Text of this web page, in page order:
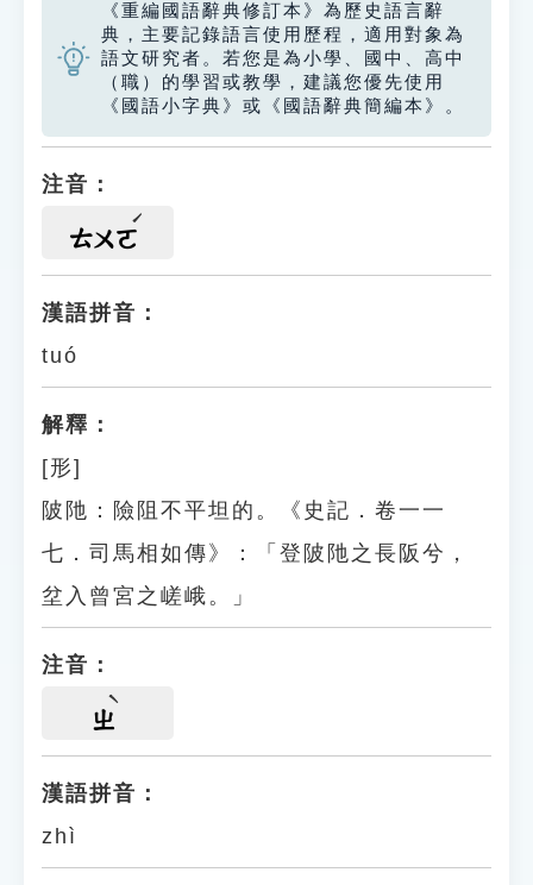
《重編國語辭典修訂本》為歷史語言辭
典，主要記錄語言使用歷程，適用對象為
語文研究者。若您是為小學、國中、高中
（職）的學習或教學，建議您優先使用
《國語小字典》或《國語辭典簡編本》。
注音：
ㄊㄨㄛ
漢語拼音：
tuó
解釋：
[形]
陂阤：險阻不平坦的。《史記．卷一一
七．司馬相如傳》：「登陂阤之長阪兮，
坌入曾宮之嵯峨。」
注音：
ㄓ
漢語拼音：
zhì